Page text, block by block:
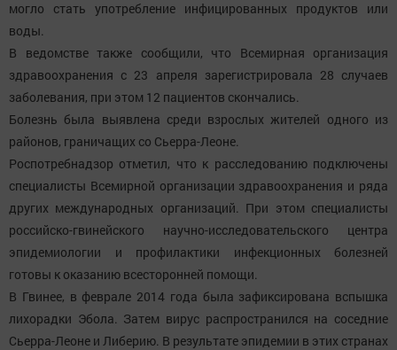
могло стать употребление инфицированных продуктов или
воды.
В ведомстве также сообщили, что Всемирная организация
здравоохранения с 23 апреля зарегистрировала 28 случаев
заболевания, при этом 12 пациентов скончались.
Болезнь была выявлена среди взрослых жителей одного из
районов, граничащих со Сьерра-Леоне.
Роспотребнадзор отметил, что к расследованию подключены
специалисты Всемирной организации здравоохранения и ряда
других международных организаций. При этом специалисты
российско-гвинейского научно-исследовательского центра
эпидемиологии и профилактики инфекционных болезней
готовы к оказанию всесторонней помощи.
В Гвинее, в феврале 2014 года была зафиксирована вспышка
лихорадки Эбола. Затем вирус распространился на соседние
Сьерра-Леоне и Либерию. В результате эпидемии в этих странах